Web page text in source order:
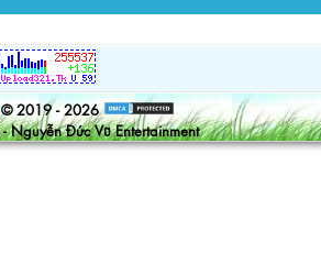
© 2019 - 2026
Nguyễn Đức Vũ Entertainment